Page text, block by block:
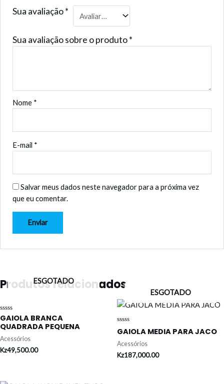
Sua avaliação*
Sua avaliação sobre o produto*
Nome *
E-mail *
Salvar meus dados neste navegador para a próxima vez
que eu comentar.
Produtos relacionados
ESGOTADO
Avaliação
0
de
5
GAIOLA BRANCA
QUADRADA PEQUENA
Acessórios
Kz49,500.00
ESGOTADO
Avaliação
0
de
5
GAIOLA MEDIA PARA JACO
Acessórios
Kz187,000.00